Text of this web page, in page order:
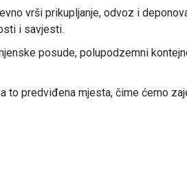
vrši prikupljanje, odvoz i
i savjesti.
posude, polupodzemni
to predviđena mjesta, čime ćemo